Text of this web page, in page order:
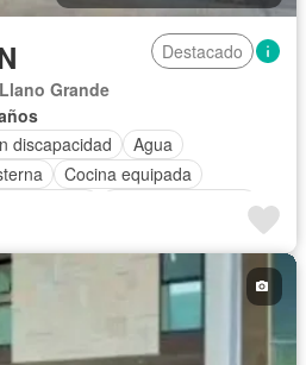
Destacado
Grande
discapacidad
Agua
Cocina equipada
Zonas verdes